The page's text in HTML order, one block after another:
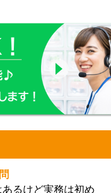
るけど実務は初め